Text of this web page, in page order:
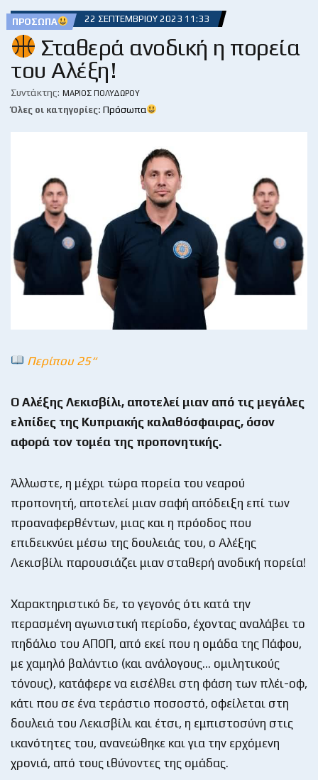
ΠΡΌΣΩΠΑ 22 ΣΕΠΤΕΜΒΡΊΟΥ 2023 11:33
Σταθερά ανοδική η πορεία
του Αλέξη!
Συντάκτης: ΜΆΡΙΟΣ ΠΟΛΥΔΏΡΟΥ
Όλες οι κατηγορίες: Πρόσωπα
Περίπου 25“
Ο Αλέξης Λεκισβίλι, αποτελεί μιαν από τις μεγάλες
ελπίδες της Κυπριακής καλαθόσφαιρας, όσον
αφορά τον τομέα της προπονητικής.
Άλλωστε, η μέχρι τώρα πορεία του νεαρού
προπονητή, αποτελεί μιαν σαφή απόδειξη επί των
προαναφερθέντων, μιας και η πρόοδος που
επιδεικνύει μέσω της δουλειάς του, ο Αλέξης
Λεκισβίλι παρουσιάζει μιαν σταθερή ανοδική πορεία!
Χαρακτηριστικό δε, το γεγονός ότι κατά την
περασμένη αγωνιστική περίοδο, έχοντας αναλάβει το
πηδάλιο του ΑΠΟΠ, από εκεί που η ομάδα της Πάφου,
με χαμηλό βαλάντιο (και ανάλογους… ομιλητικούς
τόνους), κατάφερε να εισέλθει στη φάση των πλέι-οφ,
κάτι που σε ένα τεράστιο ποσοστό, οφείλεται στη
δουλειά του Λεκισβίλι και έτσι, η εμπιστοσύνη στις
ικανότητες του, ανανεώθηκε και για την ερχόμενη
χρονιά, από τους ιθύνοντες της ομάδας.